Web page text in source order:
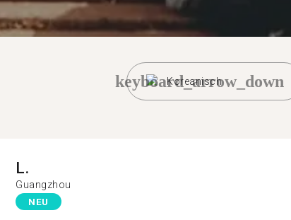
Koreanisch
keyboard_arrow_down
L.
Guangzhou
NEU